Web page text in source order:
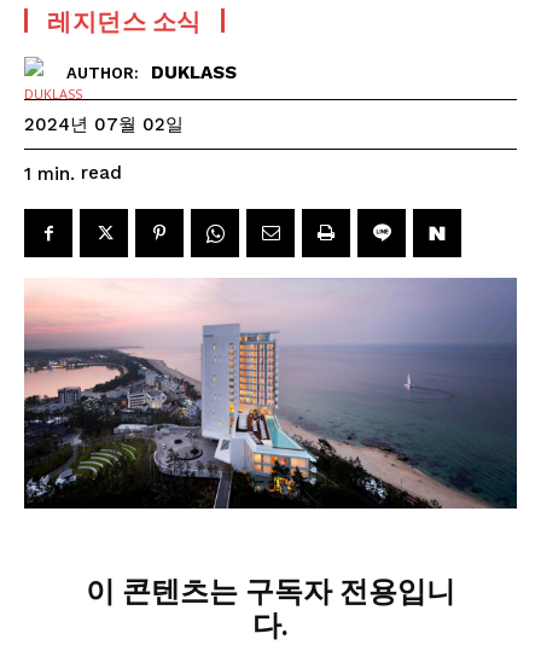
레지던스 소식
AUTHOR: DUKLASS
2024년 07월 02일
1 min. read
이 콘텐츠는 구독자 전용입니
다.